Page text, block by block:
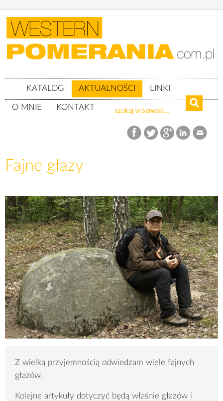
KATALOG AKTUALNOŚCI LINKI
O MNIE KONTAKT
Aktualności Fajne głazy
Fajne głazy
Z wielką przyjemnością odwiedzam wiele fajnych
głazów.
Kolejne artykuły dotyczyć będą właśnie głazów i